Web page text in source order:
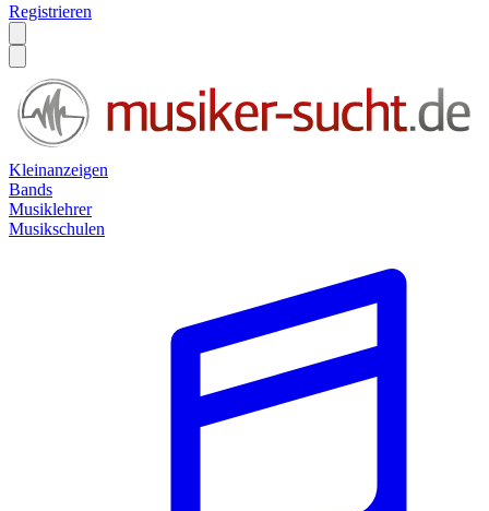
Registrieren
Kleinanzeigen
Bands
Musiklehrer
Musikschulen